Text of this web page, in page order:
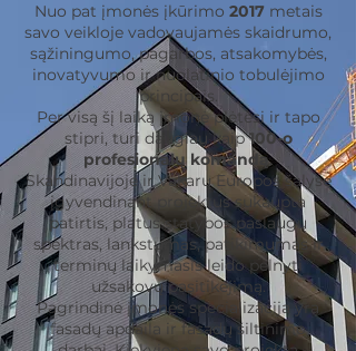
Nuo pat įmonės įkūrimo 2017 metais
savo veikloje vadovaujamės skaidrumo,
sąžiningumo, pagarbos, atsakomybės,
inovatyvumo ir nuolatinio tobulėjimo
principais.
Per visą šį laiką įmonė plėtėsi ir tapo
stipri, turi daugiau kaip100-o
profesionalų komandą.
Skandinavijoje ir Vakarų Europos šalyse
įgyvendinant projektus sukaupta
patirtis, platus statybos paslaugų
spektras, lankstumas, patikimumas ir
terminų laikymasis leido pelnyti
užsakovų pasitikėjimą.
Pagrindinė įmonės specializacija yra
fasadų apdaila ir fasadų šiltinimo